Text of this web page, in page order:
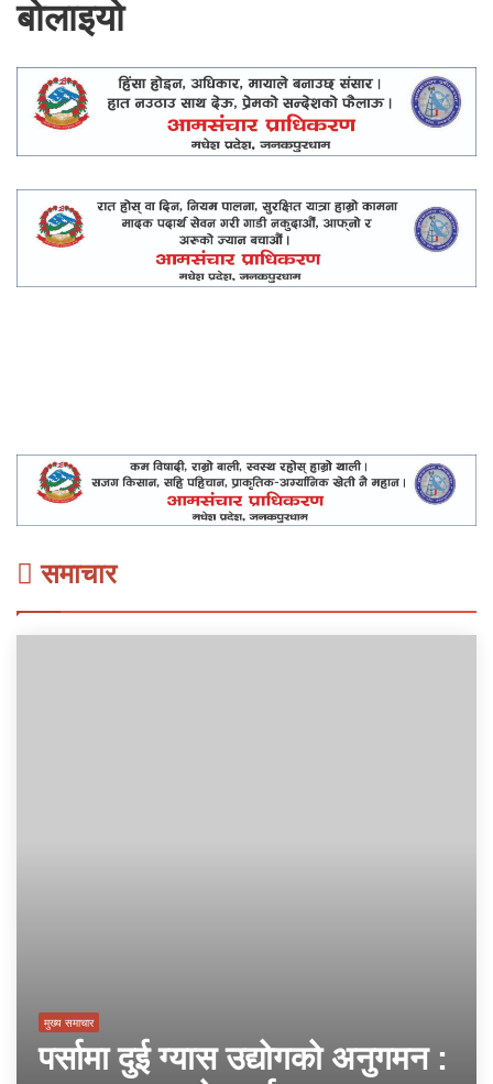
बोलाइयो
समाचार
मुख्य समाचार
पर्सामा दुई ग्यास उद्योगको अनुगमन :